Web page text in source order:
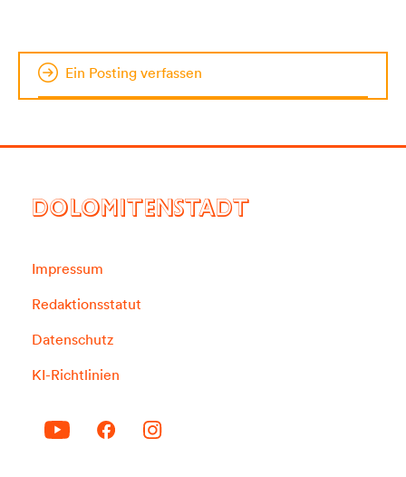
Ein Posting verfassen
DOLOMITENSTADT
Impressum
Redaktionsstatut
Datenschutz
KI-Richtlinien